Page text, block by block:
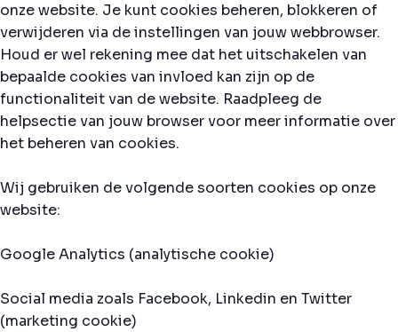
onze website. Je kunt cookies beheren, blokkeren of
verwijderen via de instellingen van jouw webbrowser.
Houd er wel rekening mee dat het uitschakelen van
bepaalde cookies van invloed kan zijn op de
functionaliteit van de website. Raadpleeg de
helpsectie van jouw browser voor meer informatie over
het beheren van cookies.
Wij gebruiken de volgende soorten cookies op onze
website:
Google Analytics (analytische cookie)
Social media zoals Facebook, Linkedin en Twitter
(marketing cookie)